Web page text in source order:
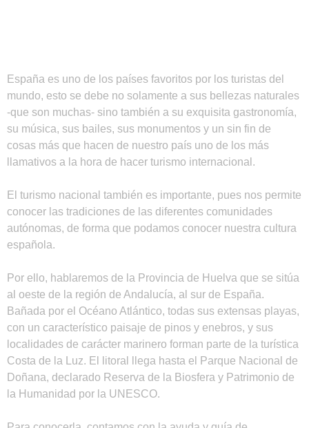
España es uno de los países favoritos por los turistas del
mundo, esto se debe no solamente a sus bellezas naturales
-que son muchas- sino también a su exquisita gastronomía,
su música, sus bailes, sus monumentos y un sin fin de
cosas más que hacen de nuestro país uno de los más
llamativos a la hora de hacer turismo internacional.
El turismo nacional también es importante, pues nos permite
conocer las tradiciones de las diferentes comunidades
autónomas, de forma que podamos conocer nuestra cultura
española.
Por ello, hablaremos de la Provincia de Huelva que se sitúa
al oeste de la región de Andalucía, al sur de España.
Bañada por el Océano Atlántico, todas sus extensas playas,
con un característico paisaje de pinos y enebros, y sus
localidades de carácter marinero forman parte de la turística
Costa de la Luz. El litoral llega hasta el Parque Nacional de
Doñana, declarado Reserva de la Biosfera y Patrimonio de
la Humanidad por la UNESCO.